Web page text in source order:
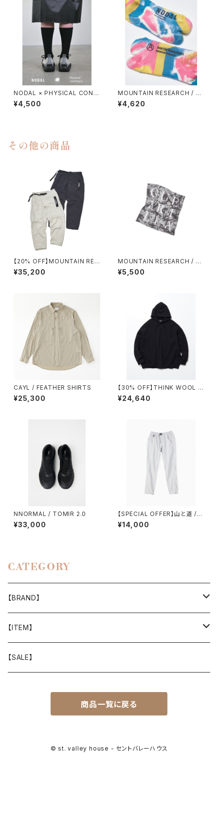
NODAL × PHYSICAL CONT
MPRY.
¥4,500
MOUNTAIN RESEARCH / TI
E DYE TABI
¥4,620
その他の商品
【20% OFF】MOUNTAIN RES
EARCH / ID PANTS +
¥35,200
MOUNTAIN RESEARCH / SP
LATRAIL BANDANA
¥5,500
CAYL / FEATHER SHIRTS
¥25,300
【30% OFF】THINK WOOL /
BRUSHED LINING PARKA
¥24,640
NNORMAL / TOMIR 2.0
¥33,000
【SPECIAL OFFER】山と道 /５
POCKET PANTS（WOMEN）
¥14,000
CATEGORY
【BRAND】
山と道
T-SHIRT
迷迭香
Akihiro Wood Works
【ITEM】
WEAR
【SALE】
商品一覧に戻る
© st. valley house - セントバレーハウス